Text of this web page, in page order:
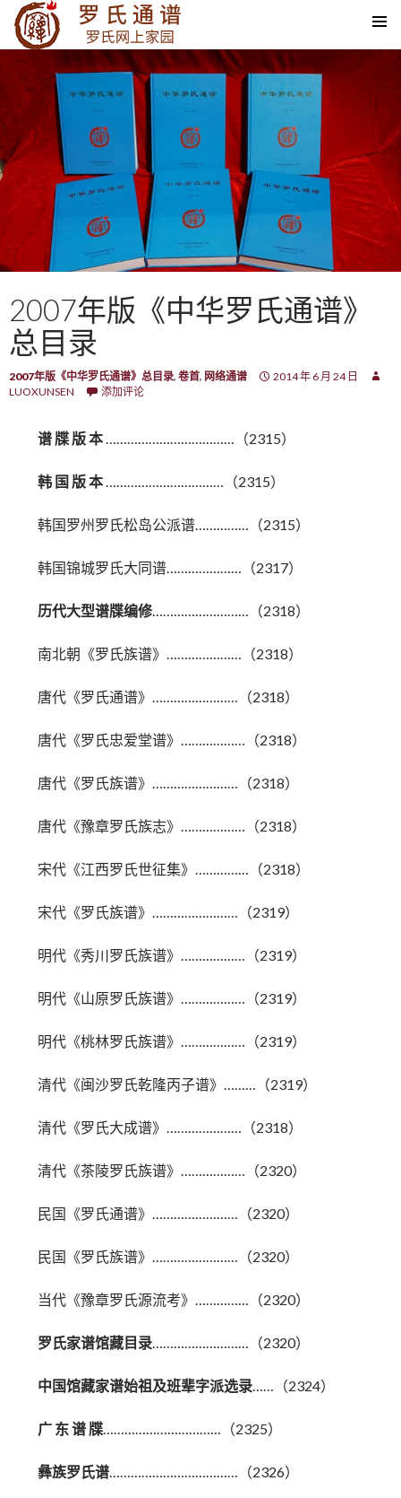
SKIP TO CONTENT
2007年版《中华罗氏通谱》
总目录
2007年版《中华罗氏通谱》总目录, 卷首, 网络通谱
2014 年 6 月 24 日
LUOXUNSEN
添加评论
谱 牒 版 本………………………………（2315）
韩 国 版 本……………………………（2315）
韩国罗州罗氏松岛公派谱……………（2315）
韩国锦城罗氏大同谱…………………（2317）
历代大型谱牒编修………………………（2318）
南北朝《罗氏族谱》…………………（2318）
唐代《罗氏通谱》……………………（2318）
唐代《罗氏忠爱堂谱》………………（2318）
唐代《罗氏族谱》……………………（2318）
唐代《豫章罗氏族志》………………（2318）
宋代《江西罗氏世征集》……………（2318）
宋代《罗氏族谱》……………………（2319）
明代《秀川罗氏族谱》………………（2319）
明代《山原罗氏族谱》………………（2319）
明代《桃林罗氏族谱》………………（2319）
清代《闽沙罗氏乾隆丙子谱》………（2319）
清代《罗氏大成谱》…………………（2318）
清代《茶陵罗氏族谱》………………（2320）
民国《罗氏通谱》……………………（2320）
民国《罗氏族谱》……………………（2320）
当代《豫章罗氏源流考》……………（2320）
罗氏家谱馆藏目录………………………（2320）
中国馆藏家谱始祖及班辈字派选录……（2324）
广 东 谱 牒……………………………（2325）
彝族罗氏谱………………………………（2326）